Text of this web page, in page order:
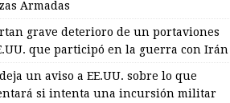
Armadas
grave deterioro de un portaviones
que participó en la guerra con Irán
un aviso a EE.UU. sobre lo que
si intenta una incursión militar